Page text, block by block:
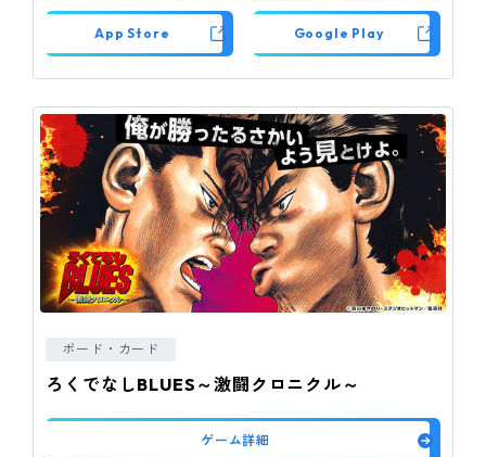
App Store Google Play
ボード・カード
ろくでなしBLUES～激闘クロニクル～
ゲーム詳細